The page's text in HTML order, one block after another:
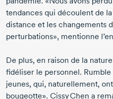
tendances qui découlent de
distance et les changements
perturbations», mentionne
De plus, en raison de la
fidéliser le personnel.
jeunes, qui, naturellement,
bougeotte». Cissy Chen a